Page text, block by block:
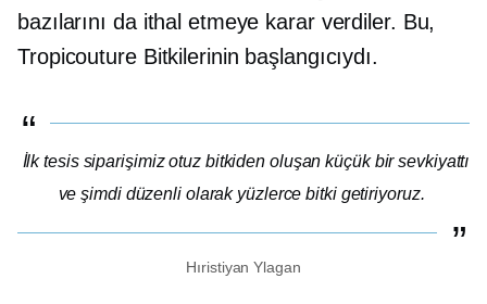
bazılarını da ithal etmeye karar verdiler. Bu,
Tropicouture Bitkilerinin başlangıcıydı.
İlk tesis siparişimiz otuz bitkiden oluşan küçük bir sevkiyattı
ve şimdi düzenli olarak yüzlerce bitki getiriyoruz.
Hıristiyan Ylagan